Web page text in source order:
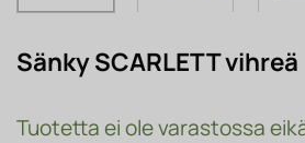
Sänky SCARLETT vihreä
Tuotetta ei ole varastossa